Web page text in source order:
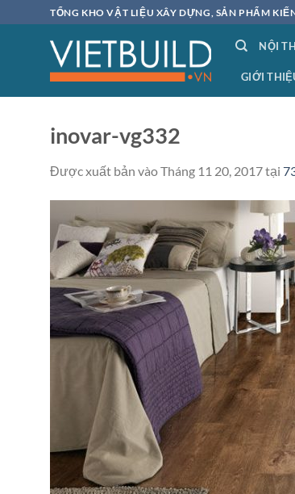
qua
TỔNG KHO VẬT LIỆU XÂY DỰNG, SẢN PHẨM
NỘI
GIỚI
inovar-vg332
Được xuất bản vàoTháng 11 20, 2017tại